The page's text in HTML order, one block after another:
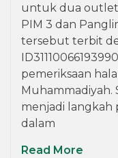
untuk dua
PIM 3 dan
tersebut terbit
pemeriksaan
Muhammadiyah.
menjadi langkah
dalam
Read More